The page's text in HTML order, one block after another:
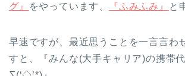
グ』
をやっています、 『ふみふみ』 と
早速ですが、最近思うことを一言言わ
すと、『みんな(大手キャリア)の携帯